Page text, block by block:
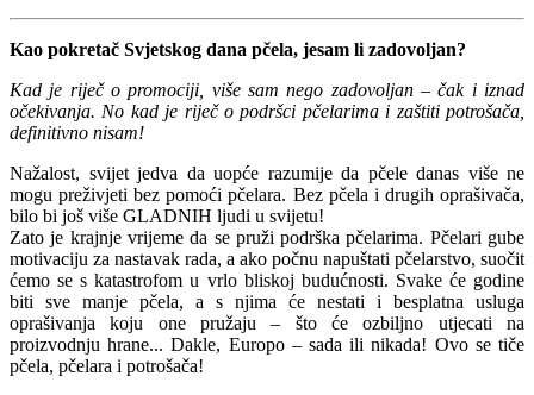
Kao pokretač Svjetskog dana pčela, jesam li zadovoljan?
Kad je riječ o promociji, više sam nego zadovoljan – čak i iznad
očekivanja. No kad je riječ o podršci pčelarima i zaštiti potrošača,
definitivno nisam!
Nažalost, svijet jedva da uopće razumije da pčele danas više ne
mogu preživjeti bez pomoći pčelara. Bez pčela i drugih oprašivača,
bilo bi još više GLADNIH ljudi u svijetu!
Zato je krajnje vrijeme da se pruži podrška pčelarima. Pčelari gube
motivaciju za nastavak rada, a ako počnu napuštati pčelarstvo, suočit
ćemo se s katastrofom u vrlo bliskoj budućnosti. Svake će godine
biti sve manje pčela, a s njima će nestati i besplatna usluga
oprašivanja koju one pružaju – što će ozbiljno utjecati na
proizvodnju hrane... Dakle, Europo – sada ili nikada! Ovo se tiče
pčela, pčelara i potrošača!